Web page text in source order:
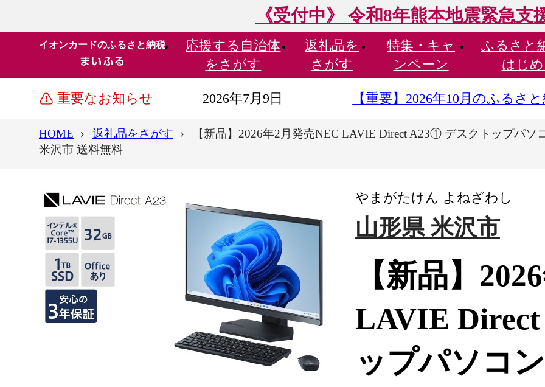
《受付中》 令和8年熊本地震緊急支
イオンカードのふるさと納税 応援する 自治体
をさがす
返礼品を
さがす
特集・ キャ
ンペーン
ふるさと
はじめ
重要なお知らせ 2026年7月9日 【重要】2026年10月のふるさ
HOME 返礼品をさがす
【新品】2026年2月発売NEC LAVIE Direct A23① デスクトップパ
米沢市 送料無料
やまがたけん よねざわし
山形県 米沢市
【新品】
LAVIE
ップパソコ